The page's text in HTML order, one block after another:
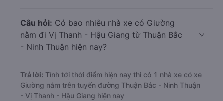
Câu hỏi: Có bao nhiêu nhà xe có Giường
nằm đi Vị Thanh - Hậu Giang từ Thuận Bắc
- Ninh Thuận hiện nay?
Trả lời: Tính tới thời điểm hiện nay thì có 1 nhà xe có xe
Giường nằm trên tuyến đường Thuận Bắc - Ninh Thuận
- Vị Thanh - Hậu Giang hiện nay